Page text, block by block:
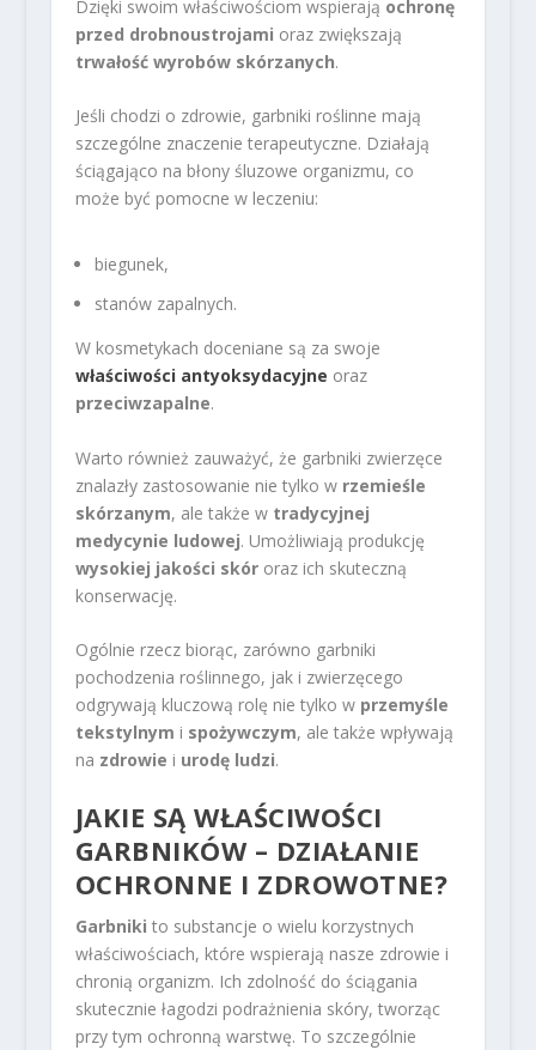
Dzięki swoim właściwościom wspierają ochronę
przed drobnoustrojami oraz zwiększają
trwałość wyrobów skórzanych.
Jeśli chodzi o zdrowie, garbniki roślinne mają
szczególne znaczenie terapeutyczne. Działają
ściągająco na błony śluzowe organizmu, co
może być pomocne w leczeniu:
biegunek,
stanów zapalnych.
W kosmetykach doceniane są za swoje
właściwości antyoksydacyjne oraz
przeciwzapalne.
Warto również zauważyć, że garbniki zwierzęce
znalazły zastosowanie nie tylko w rzemieśle
skórzanym, ale także w tradycyjnej
medycynie ludowej. Umożliwiają produkcję
wysokiej jakości skóroraz ich skuteczną
konserwację.
Ogólnie rzecz biorąc, zarówno garbniki
pochodzenia roślinnego, jak i zwierzęcego
odgrywają kluczową rolę nie tylko w przemyśle
tekstylnym i spożywczym, ale także wpływają
na zdrowie i urodę ludzi.
JAKIE SĄ WŁAŚCIWOŚCI
GARBNIKÓW – DZIAŁANIE
OCHRONNE I ZDROWOTNE?
Garbniki to substancje o wielu korzystnych
właściwościach, które wspierają nasze zdrowie i
chronią organizm. Ich zdolność do ściągania
skutecznie łagodzi podrażnienia skóry, tworząc
przy tym ochronną warstwę. To szczególnie